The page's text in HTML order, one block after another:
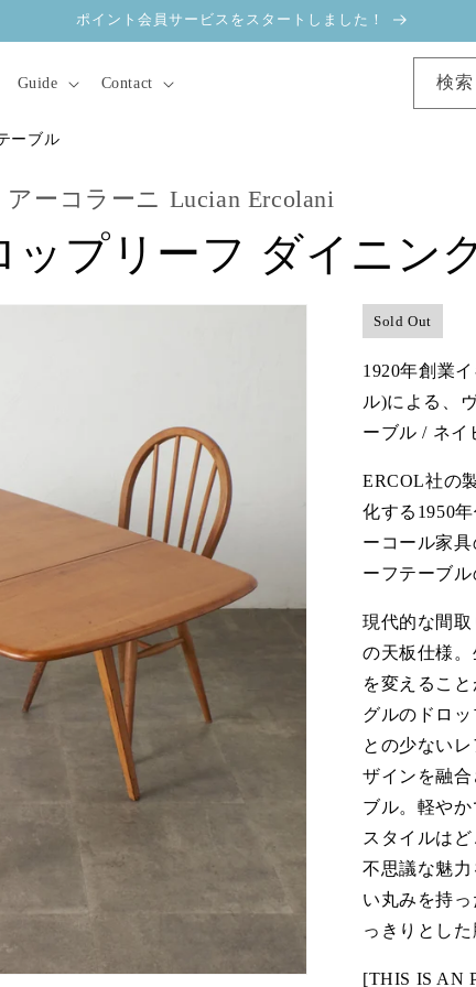
ポイント会員サービスをスタートしました！
Guide Contact 検索
ーブル
ーコラーニ Lucian Ercolani
プリーフ ダイニン
Sold Out
1920年創業
ル)による、
ーブル / ネイ
ERCOL社の
化する1950
ーコール家
ーフテーブル
現代的な間
の天板仕様
を変えるこ
グルのドロ
との少ない
ザインを融
ブル。軽や
スタイルは
不思議な魅
い丸みを持
っきりとし
[THIS IS AN